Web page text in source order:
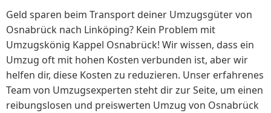
Geld sparen beim Transport deiner Umzugsgüter von
Osnabrück nach Linköping? Kein Problem mit
Umzugskönig Kappel Osnabrück! Wir wissen, dass ein
Umzug oft mit hohen Kosten verbunden ist, aber wir
helfen dir, diese Kosten zu reduzieren. Unser erfahrenes
Team von Umzugsexperten steht dir zur Seite, um einen
reibungslosen und preiswerten Umzug von Osnabrück